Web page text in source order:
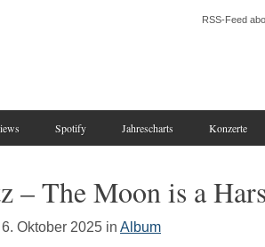
RSS-Feed
Spotify Jahrescharts Konzerte
– The Moon is a
Oktober 2025 in Album